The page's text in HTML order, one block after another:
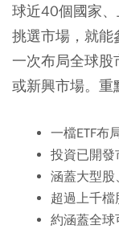
球近40個國家
挑選市場，就能
一次布局全球
或新興市場。重
一檔ETF布
投資已開發
涵蓋大型股
超過上千檔
約涵蓋全球